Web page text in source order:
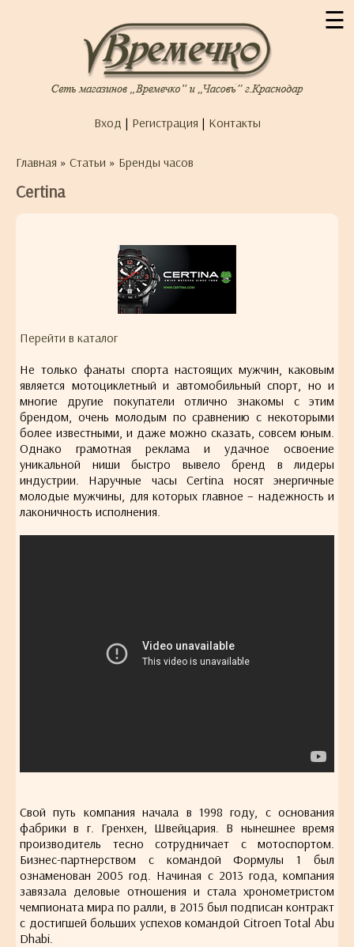
☰
Вход | Регистрация | Контакты
Главная » Статьи » Бренды часов
Certina
Перейти в каталог
Не только фанаты спорта настоящих мужчин, каковым
является мотоциклетный и автомобильный спорт, но и
многие другие покупатели отлично знакомы с этим
брендом, очень молодым по сравнению с некоторыми
более известными, и даже можно сказать, совсем юным.
Однако грамотная реклама и удачное освоение
уникальной ниши быстро вывело бренд в лидеры
индустрии. Наручные часы Certina носят энергичные
молодые мужчины, для которых главное – надежность и
лаконичность исполнения.
Свой путь компания начала в 1998 году, с основания
фабрики в г. Гренхен, Швейцария. В нынешнее время
производитель тесно сотрудничает с мотоспортом.
Бизнес-партнерством с командой Формулы 1 был
ознаменован 2005 год. Начиная с 2013 года, компания
завязала деловые отношения и стала хронометристом
чемпионата мира по ралли, в 2015 был подписан контракт
с достигшей больших успехов командой Citroen Total Abu
Dhabi.